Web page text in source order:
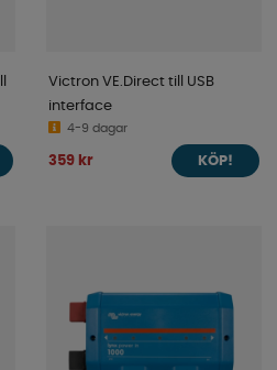
Victron VE.Direct till USB
interface
4-9 dagar
359 kr KÖP!